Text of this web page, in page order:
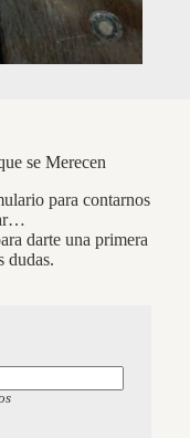
se Merecen
para contarnos
darte una primera
dudas.